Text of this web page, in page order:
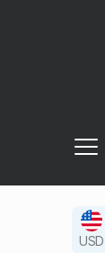
USD